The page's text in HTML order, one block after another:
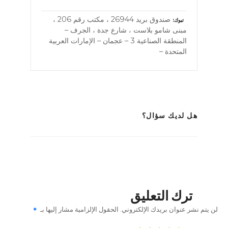
تبوك
صندوق بريد 26944 ، مكتب رقم 206 ،
مبنى شامو بلاست ، شارع جدة ، الجرف –
المنطقة الصناعية 3 – عجمان – الإمارات العربية
المتحدة –
هل لديك سؤال؟
ترك التعليق
لن يتم نشر عنوان بريدك الإلكتروني. الحقول الإلزامية مشار إليها بـ